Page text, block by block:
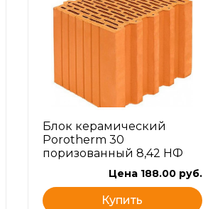
Блок керамический
Porotherm 30
поризованный 8,42 НФ
Цена 188.00 руб.
Купить